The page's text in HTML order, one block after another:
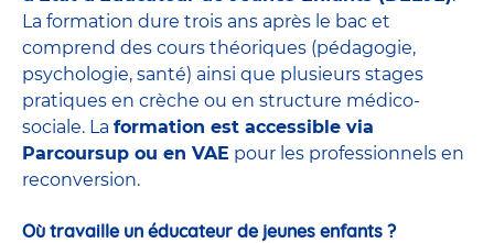
La formation dure trois ans après le bac et
comprend des cours théoriques (pédagogie,
psychologie, santé) ainsi que plusieurs stages
pratiques en crèche ou en structure médico-
sociale. La formation est accessible via
Parcoursup ou en VAE pour les professionnels en
reconversion.
Où travaille un éducateur de jeunes enfants ?